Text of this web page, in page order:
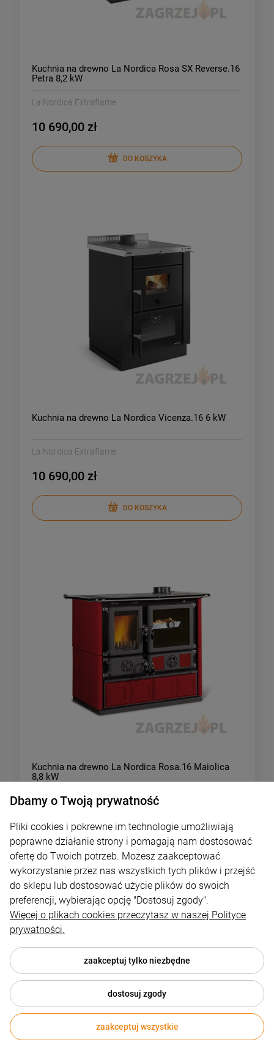
Kuchnia na drewno La Nordica Rosa SX Reverse.16
Petra 8,2 kW
La Nordica Extraflame
10 690,00 zł
DO KOSZYKA
Kuchnia na drewno La Nordica Vicenza.16 6 kW
La Nordica Extraflame
10 690,00 zł
DO KOSZYKA
Kuchnia na drewno La Nordica Rosa.16 Maiolica
8,8 kW
La Nordica Extraflame
10 690,00 zł
DO KOSZYKA
1
Dbamy o Twoją prywatność
Pliki cookies i pokrewne im technologie umożliwiają
poprawne działanie strony i pomagają nam dostosować
ofertę do Twoich potrzeb. Możesz zaakceptować
wykorzystanie przez nas wszystkich tych plików i przejść
do sklepu lub dostosować użycie plików do swoich
preferencji, wybierając opcję "Dostosuj zgody".
Więcej o plikach cookies przeczytasz w naszej Polityce
prywatności.
zaakceptuj tylko niezbędne
dostosuj zgody
zaakceptuj wszystkie